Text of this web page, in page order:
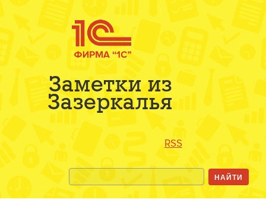
Заметки из
Зазеркалья
RSS